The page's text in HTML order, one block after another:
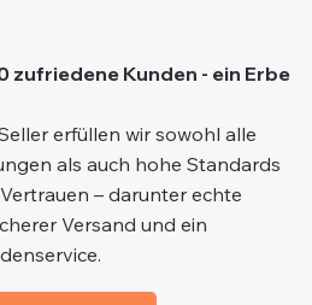
zufriedene Kunden - ein Erbe
erfüllen wir sowohl alle
als auch hohe Standards
– darunter echte
Versand und ein